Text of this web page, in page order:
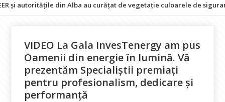
din Alba au curățat de vegetație culoarele de siguranță pe 18
VIDEO La Gala InvesTenergy am pus
Oamenii din energie în lumină. Vă
prezentăm Specialiștii premiați
pentru profesionalism, dedicare și
performanță